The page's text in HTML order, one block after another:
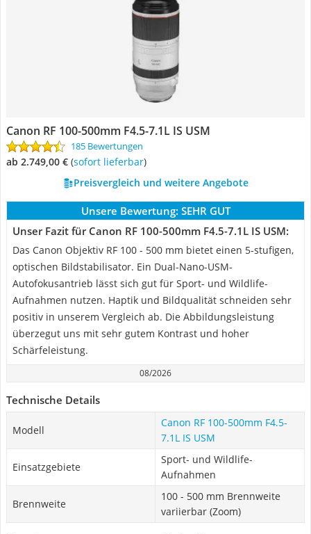
Canon RF 100-500mm F4.5-7.1L IS USM
185 Bewertungen
ab 2.749,00 € ( Sofort lieferbar)
Preisvergleich und weitere Angebote
Unsere Bewertung: SEHR GUT
Unser Fazit für Canon RF 100-500mm F4.5-7.1L IS USM:
Das Canon Objektiv RF 100 - 500 mm bietet einen 5-stufigen,
optischen Bildstabilisator. Ein Dual-Nano-USM-
Autofokusantrieb lässt sich gut für Sport- und Wildlife-
Aufnahmen nutzen. Haptik und Bildqualität schneiden sehr
positiv in unserem Vergleich ab. Die Abbildungsleistung
überzegut uns mit sehr gutem Kontrast und hoher
Schärfeleistung.
08/2026
Technische Details
Modell
Canon RF 100-500mm F4.5-
7.1L IS USM
Einsatzgebiete
Sport- und Wildlife-
Aufnahmen
Brennweite
100 - 500 mm Brennweite
variierbar (Zoom)